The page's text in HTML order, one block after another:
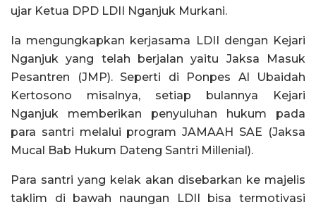
ujar Ketua DPD LDII Nganjuk Murkani.
Ia mengungkapkan kerjasama LDII dengan Kejari
Nganjuk yang telah berjalan yaitu Jaksa Masuk
Pesantren (JMP). Seperti di Ponpes Al Ubaidah
Kertosono misalnya, setiap bulannya Kejari
Nganjuk memberikan penyuluhan hukum pada
para santri melalui program JAMAAH SAE (Jaksa
Mucal Bab Hukum Dateng Santri Millenial).
Para santri yang kelak akan disebarkan ke majelis
taklim di bawah naungan LDII bisa termotivasi